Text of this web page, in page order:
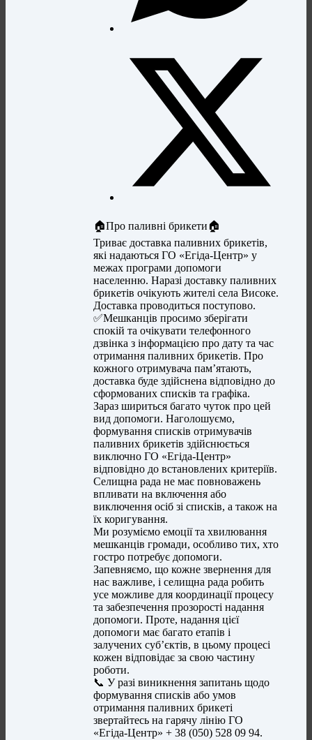
🏠Про паливні брикети🏠
Триває доставка паливних брикетів,
які надаються ГО «Егіда-Центр» у
межах програми допомоги
населенню. Наразі доставку паливних
брикетів очікують жителі села Високе.
Доставка проводиться поступово.
✅Мешканців просимо зберігати
спокій та очікувати телефонного
дзвінка з інформацією про дату та час
отримання паливних брикетів. Про
кожного отримувача пам’ятають,
доставка буде здійснена відповідно до
сформованих списків та графіка.
Зараз шириться багато чуток про цей
вид допомоги. Наголошуємо,
формування списків отримувачів
паливних брикетів здійснюється
виключно ГО «Егіда-Центр»
відповідно до встановлених критеріїв.
Селищна рада не має повноважень
впливати на включення або
виключення осіб зі списків, а також на
їх коригування.
Ми розуміємо емоції та хвилювання
мешканців громади, особливо тих, хто
гостро потребує допомоги.
Запевняємо, що кожне звернення для
нас важливе, і селищна рада робить
усе можливе для координації процесу
та забезпечення прозорості надання
допомоги. Проте, надання цієї
допомоги має багато етапів і
залучених субʼєктів, в цьому процесі
кожен відповідає за свою частину
роботи.
📞 У разі виникнення запитань щодо
формування списків або умов
отримання паливних брикеті
звертайтесь на гарячу лінію ГО
«Егіда-Центр» + 38 (050) 528 09 94.